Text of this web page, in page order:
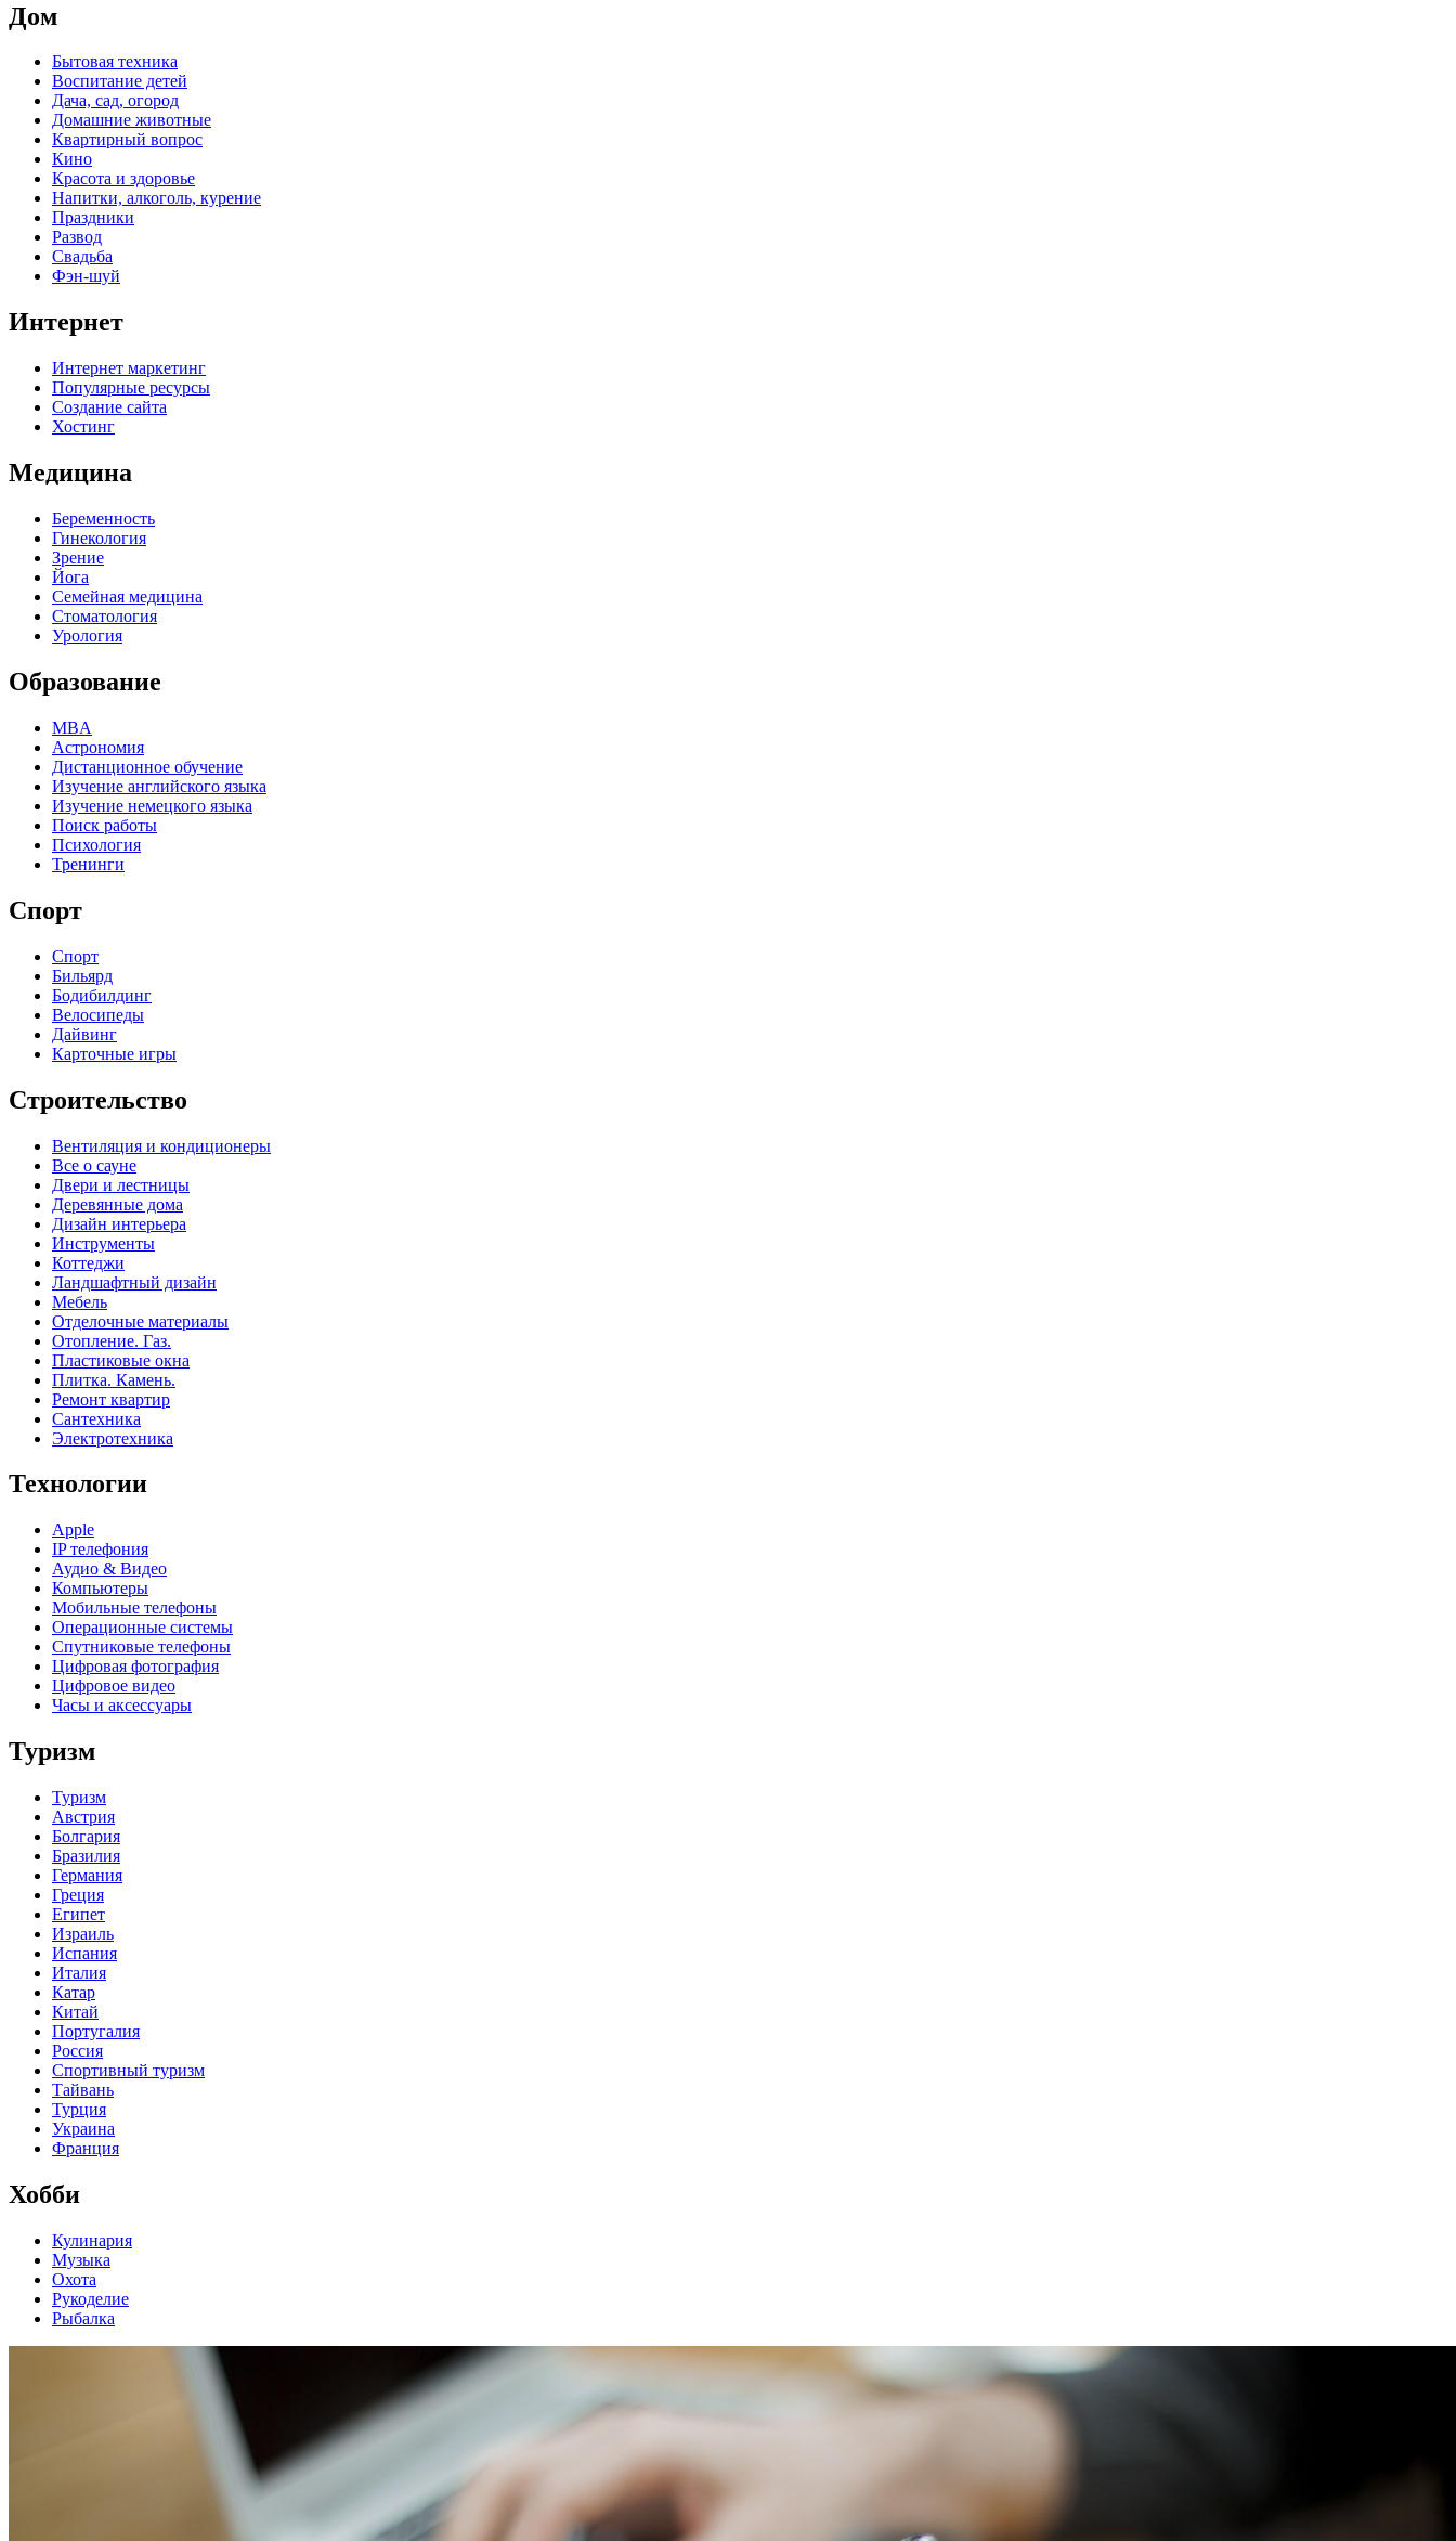
Дом
Бытовая техника
Воспитание детей
Дача, сад, огород
Домашние животные
Квартирный вопрос
Кино
Красота и здоровье
Напитки, алкоголь, курение
Праздники
Развод
Свадьба
Фэн-шуй
Интернет
Интернет маркетинг
Популярные ресурсы
Создание сайта
Хостинг
Медицина
Беременность
Гинекология
Зрение
Йога
Семейная медицина
Стоматология
Урология
Образование
MBA
Астрономия
Дистанционное обучение
Изучение английского языка
Изучение немецкого языка
Поиск работы
Психология
Тренинги
Спорт
Спорт
Бильярд
Бодибилдинг
Велосипеды
Дайвинг
Карточные игры
Строительство
Вентиляция и кондиционеры
Все о сауне
Двери и лестницы
Деревянные дома
Дизайн интерьера
Инструменты
Коттеджи
Ландшафтный дизайн
Мебель
Отделочные материалы
Отопление. Газ.
Пластиковые окна
Плитка. Камень.
Ремонт квартир
Сантехника
Электротехника
Технологии
Apple
IP телефония
Аудио & Видео
Компьютеры
Мобильные телефоны
Операционные системы
Спутниковые телефоны
Цифровая фотография
Цифровое видео
Часы и аксессуары
Туризм
Туризм
Австрия
Болгария
Бразилия
Германия
Греция
Египет
Израиль
Испания
Италия
Катар
Китай
Португалия
Россия
Спортивный туризм
Тайвань
Турция
Украина
Франция
Хобби
Кулинария
Музыка
Охота
Рукоделие
Рыбалка